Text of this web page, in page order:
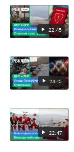
22:45
23:15
22:47